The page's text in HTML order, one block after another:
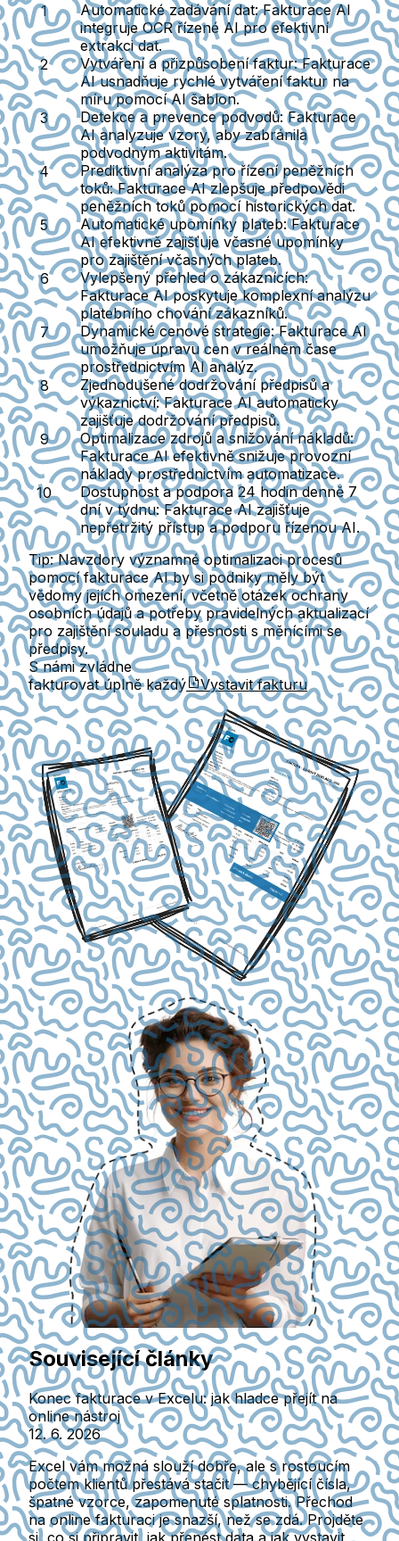
Automatické zadávání dat:Fakturace AI
integruje OCR řízené AI pro efektivní
extrakci dat.
Vytváření a přizpůsobení faktur:Fakturace
AI usnadňuje rychlé vytváření faktur na
míru pomocí AI šablon.
Detekce a prevence podvodů: Fakturace
AI analyzuje vzory, aby zabránila
podvodným aktivitám.
Prediktivní analýza pro řízení peněžních
toků:Fakturace AI zlepšuje předpovědi
peněžních toků pomocí historických dat.
Automatické upomínky plateb:Fakturace
AI efektivně zajišťuje včasné upomínky
pro zajištění včasných plateb.
Vylepšený přehled o zákaznících:
Fakturace AI poskytuje komplexní analýzu
platebního chování zákazníků.
Dynamické cenové strategie:Fakturace AI
umožňuje úpravu cen v reálném čase
prostřednictvím AI analýz.
Zjednodušené dodržování předpisů a
výkaznictví:Fakturace AI automaticky
zajišťuje dodržování předpisů.
Optimalizace zdrojů a snižování nákladů:
Fakturace AI efektivně snižuje provozní
náklady prostřednictvím automatizace.
Dostupnost a podpora 24 hodin denně 7
dní v týdnu:Fakturace AI zajišťuje
nepřetržitý přístup a podporu řízenou AI.
Tip:Navzdory významné optimalizaci procesů
pomocí fakturace AI by si podniky měly být
vědomy jejích omezení, včetně otázek ochrany
osobních údajů a potřeby pravidelných aktualizací
pro zajištění souladu a přesnosti s měnícími se
předpisy.
S námi zvládne
fakturovat úplně každý
Vystavit fakturu
Související články
Konec fakturace v Excelu: jak hladce přejít na
online nástroj
12. 6. 2026
Excel vám možná slouží dobře, ale s rostoucím
počtem klientů přestává stačit — chybějící čísla,
špatné vzorce, zapomenuté splatnosti. Přechod
na online fakturaci je snazší, než se zdá. Projděte